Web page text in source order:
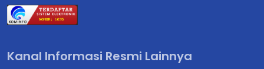
Kanal Informasi Resmi Lainnya